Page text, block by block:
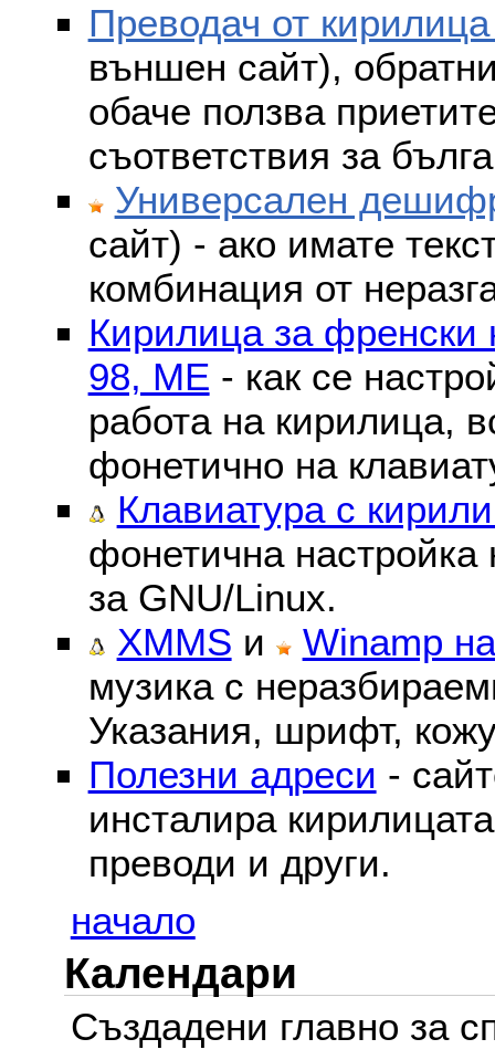
Преводач от
външен сайт),
обаче ползва
съответствия за
Универсален
сайт) - ако имате
комбинация от
Кирилица за френски
98, ME - как се
работа на кирилица,
фонетично на
Клавиатура с
фонетична
за GNU/Linux.
XMMS и
Winamp
музика с
Указания, шрифт,
Полезни адреси -
инсталира
преводи и други.
начало
Календари
Създадени главно за